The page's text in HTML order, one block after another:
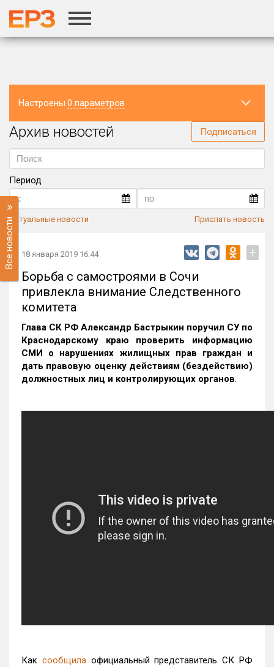
г.Москва
Настроены 0 параметров
Регион
Архив новостей Подписаться
Период
Актуальные новости Прислать новость
Все новости 18 января 2019 16:44 +
Борьба с самостроями в Сочи
привлекла внимание Следственного
комитета
Глава СК РФ Александр Бастрыкин поручил СУ по
Краснодарскому краю проверить информацию
СМИ о нарушениях жилищных прав граждан и
дать правовую оценку действиям (бездействию)
должностных лиц и контролирующих органов.
Как сообщилаофициальный представитель СК РФ